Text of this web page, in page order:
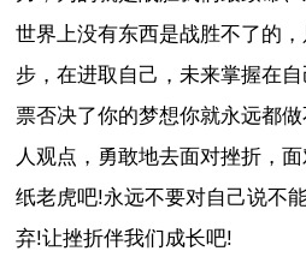
世界上没有东西是战胜不了的
步，在进取自己，未来掌握在
票否决了你的梦想你就永远都
人观点，勇敢地去面对挫折，
纸老虎吧!永远不要对自己说不
弃!让挫折伴我们成长吧!